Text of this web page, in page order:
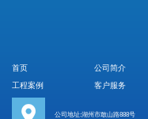
首页 公司简介
工程案例
客户服务
公司地址:湖州市敢山路888号